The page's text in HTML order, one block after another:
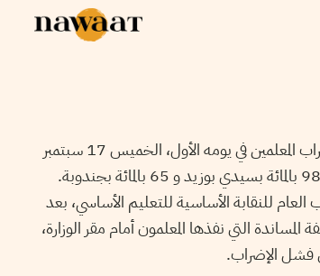
83،3 بالمائة هي النسبة العامة للمشاركة في إضراب المعلمين في يومه الأول، الخميس 17 سبتمبر
2015. وقد تراوحت النسب في الجهات بين 98،6 بالمائة بسيدي بوزيد و 65 بالمائة بجندوبة.
للنقابة الأساسية للتعليم الأساسي، بعد
التي نفذها المعلمون أمام مقر الوزارة،
فشل الإضراب.